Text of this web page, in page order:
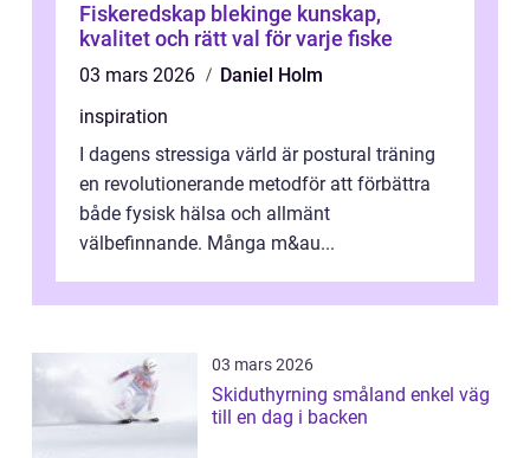
Fiskeredskap blekinge kunskap,
kvalitet och rätt val för varje fiske
03 mars 2026
Daniel Holm
inspiration
I dagens stressiga värld är postural träning
en revolutionerande metodför att förbättra
både fysisk hälsa och allmänt
välbefinnande. Många m&au...
03 mars 2026
Skiduthyrning småland enkel väg
till en dag i backen